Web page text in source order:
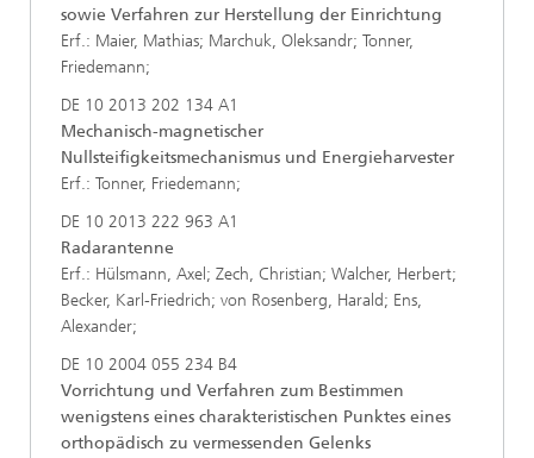
sowie Verfahren zur Herstellung der Einrichtung
Erf.: Maier, Mathias; Marchuk, Oleksandr; Tonner,
Friedemann;
DE 10 2013 202 134 A1
Mechanisch-magnetischer
Nullsteifigkeitsmechanismus und Energieharvester
Erf.: Tonner, Friedemann;
DE 10 2013 222 963 A1
Radarantenne
Erf.: Hülsmann, Axel; Zech, Christian; Walcher, Herbert;
Becker, Karl-Friedrich; von Rosenberg, Harald; Ens,
Alexander;
DE 10 2004 055 234 B4
Vorrichtung und Verfahren zum Bestimmen
wenigstens eines charakteristischen Punktes eines
orthopädisch zu vermessenden Gelenks